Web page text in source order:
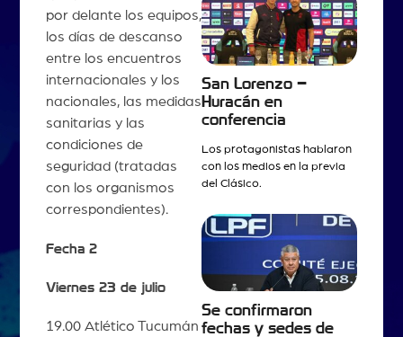
por delante los equipos,
los días de descanso
entre los encuentros
internacionales y los
nacionales, las medidas
sanitarias y las
condiciones de
seguridad (tratadas
con los organismos
correspondientes).
Fecha 2
Viernes 23 de julio
19.00 Atlético Tucumán
San Lorenzo –
Huracán en
conferencia
Los protagonistas hablaron
con los medios en la previa
del Clásico.
Se confirmaron
fechas y sedes de